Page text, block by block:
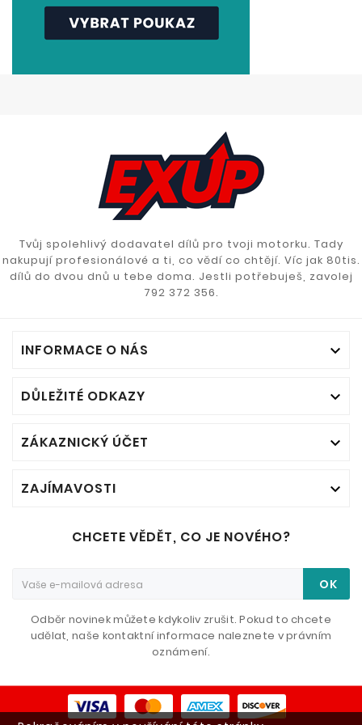
Tvůj spolehlivý dodavatel dílů pro tvoji motorku. Tady
nakupují profesionálové a ti, co vědí co chtějí. Víc jak 80tis.
dílů do dvou dnů u tebe doma. Jestli potřebuješ, zavolej
792 372 356.
INFORMACE O NÁS 
DŮLEŽITÉ ODKAZY 
ZÁKAZNICKÝ ÚČET 
ZAJÍMAVOSTI 
CHCETE VĚDĚT, CO JE NOVÉHO?
OK
Odběr novinek můžete kdykoliv zrušit. Pokud to chcete
udělat, naše kontaktní informace naleznete v právním
oznámení.